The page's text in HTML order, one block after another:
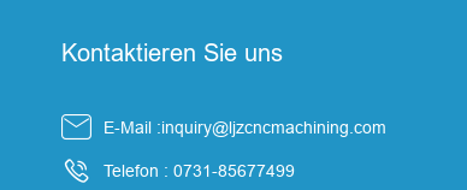
Kontaktieren Sie uns
 E-Mail :inquiry@ljzcncmachining.com
 Telefon : 0731-85677499